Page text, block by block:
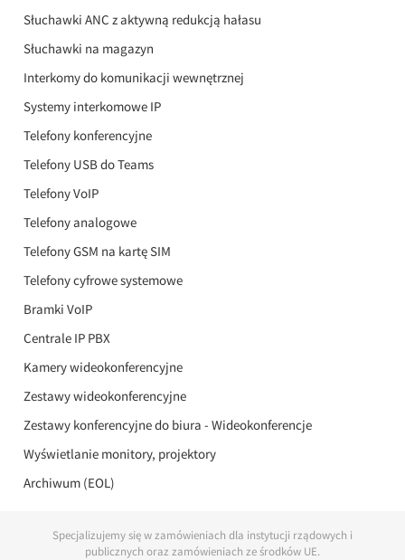
Słuchawki ANC z aktywną redukcją hałasu
Słuchawki na magazyn
Interkomy do komunikacji wewnętrznej
Systemy interkomowe IP
Telefony konferencyjne
Telefony USB do Teams
Telefony VoIP
Telefony analogowe
Telefony GSM na kartę SIM
Telefony cyfrowe systemowe
Bramki VoIP
Centrale IP PBX
Kamery wideokonferencyjne
Zestawy wideokonferencyjne
Zestawy konferencyjne do biura - Wideokonferencje
Wyświetlanie monitory, projektory
Archiwum (EOL)
Specjalizujemy się w zamówieniach dla instytucji rządowych i
publicznych oraz zamówieniach ze środków UE.